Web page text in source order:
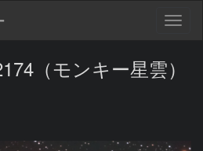
（モンキー星雲）